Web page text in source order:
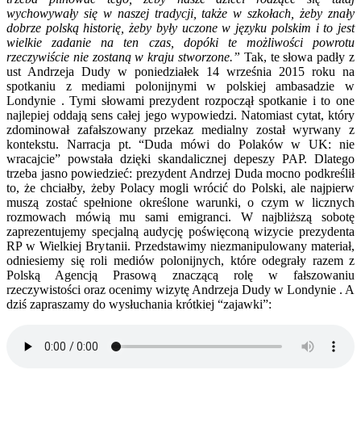
wychowywały się w naszej tradycji, także w szkołach, żeby znały
dobrze polską historię, żeby były uczone w języku polskim i to jest
wielkie zadanie na ten czas, dopóki te możliwości powrotu
rzeczywiście nie zostaną w kraju stworzone.” Tak, te słowa padły z
ust Andrzeja Dudy w poniedziałek 14 września 2015 roku na
spotkaniu z mediami polonijnymi w polskiej ambasadzie w
Londynie . Tymi słowami prezydent rozpoczął spotkanie i to one
najlepiej oddają sens całej jego wypowiedzi. Natomiast cytat, który
zdominował zafałszowany przekaz medialny został wyrwany z
kontekstu. Narracja pt. “Duda mówi do Polaków w UK: nie
wracajcie” powstała dzięki skandalicznej depeszy PAP. Dlatego
trzeba jasno powiedzieć: prezydent Andrzej Duda mocno podkreślił
to, że chciałby, żeby Polacy mogli wrócić do Polski, ale najpierw
muszą zostać spełnione określone warunki, o czym w licznych
rozmowach mówią mu sami emigranci. W najbliższą sobotę
zaprezentujemy specjalną audycję poświęconą wizycie prezydenta
RP w Wielkiej Brytanii. Przedstawimy niezmanipulowany materiał,
odniesiemy się roli mediów polonijnych, które odegrały razem z
Polską Agencją Prasową znaczącą rolę w fałszowaniu
rzeczywistości oraz ocenimy wizytę Andrzeja Dudy w Londynie . A
dziś zapraszamy do wysłuchania krótkiej “zajawki”: